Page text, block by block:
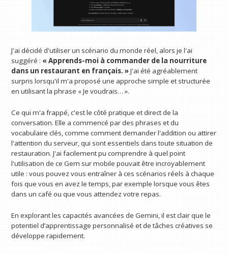
J'ai décidé d'utiliser un scénario du monde réel, alors je l'ai
suggéré : « Apprends-moi à commander de la nourriture
dans un restaurant en français. »J'ai été agréablement
surpris lorsqu'il m'a proposé une approche simple et structurée
en utilisant la phrase « Je voudrais… ».
Ce qui m'a frappé, c'est le côté pratique et direct de la
conversation. Elle a commencé par des phrases et du
vocabulaire clés, comme comment demander l'addition ou attirer
l'attention du serveur, qui sont essentiels dans toute situation de
restauration. J'ai facilement pu comprendre à quel point
l'utilisation de ce Gem sur mobile pouvait être incroyablement
utile : vous pouvez vous entraîner à ces scénarios réels à chaque
fois que vous en avez le temps, par exemple lorsque vous êtes
dans un café ou que vous attendez votre repas.
En explorant les capacités avancées de Gemini, il est clair que le
potentiel d’apprentissage personnalisé et de tâches créatives se
développe rapidement.